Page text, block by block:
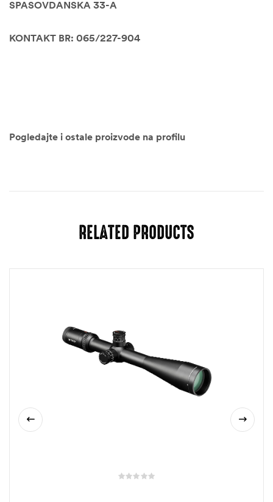
SPASOVDANSKA 33-A
KONTAKT BR: 065/227-904
Pogledajte i ostale proizvode na profilu
RELATED PRODUCTS